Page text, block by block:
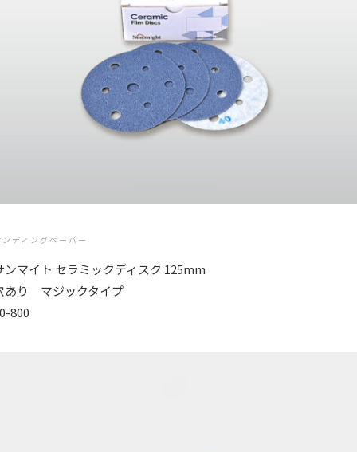
ンディングペーパー
ンマイト セラミックディスク 125mm
あり マジックタイプ
800